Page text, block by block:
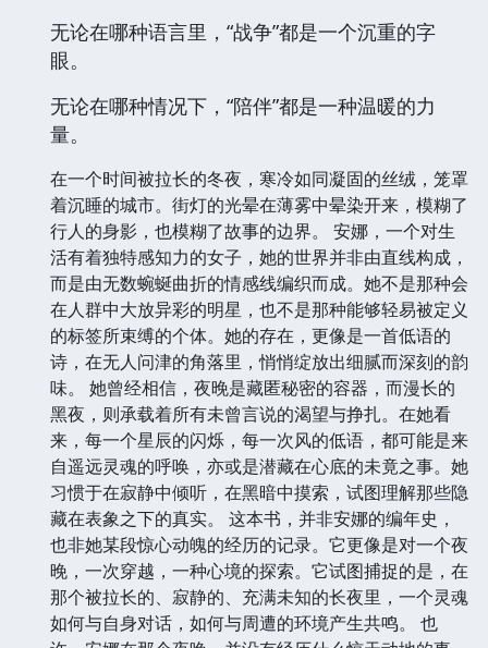
无论在哪种语言里，“战争”都是一个沉重的字
眼。
无论在哪种情况下，“陪伴”都是一种温暖的力
量。
在一个时间被拉长的冬夜，寒冷如同凝固的丝绒，笼罩
着沉睡的城市。街灯的光晕在薄雾中晕染开来，模糊了
行人的身影，也模糊了故事的边界。 安娜，一个对生
活有着独特感知力的女子，她的世界并非由直线构成，
而是由无数蜿蜒曲折的情感线编织而成。她不是那种会
在人群中大放异彩的明星，也不是那种能够轻易被定义
的标签所束缚的个体。她的存在，更像是一首低语的
诗，在无人问津的角落里，悄悄绽放出细腻而深刻的韵
味。 她曾经相信，夜晚是藏匿秘密的容器，而漫长的
黑夜，则承载着所有未曾言说的渴望与挣扎。在她看
来，每一个星辰的闪烁，每一次风的低语，都可能是来
自遥远灵魂的呼唤，亦或是潜藏在心底的未竟之事。她
习惯于在寂静中倾听，在黑暗中摸索，试图理解那些隐
藏在表象之下的真实。 这本书，并非安娜的编年史，
也非她某段惊心动魄的经历的记录。它更像是对一个夜
晚，一次穿越，一种心境的探索。它试图捕捉的是，在
那个被拉长的、寂静的、充满未知的长夜里，一个灵魂
如何与自身对话，如何与周遭的环境产生共鸣。 也